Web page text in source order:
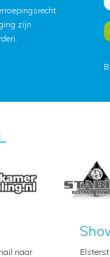
zijn
.
naar